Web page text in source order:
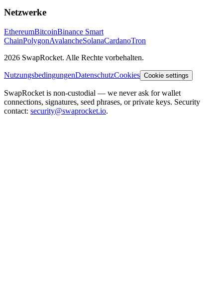
Netzwerke
EthereumBitcoinBinance Smart
ChainPolygonAvalancheSolanaCardanoTron
2026 SwapRocket. Alle Rechte vorbehalten.
NutzungsbedingungenDatenschutzCookies Cookie settings
SwapRocket is non-custodial — we never ask for wallet
connections, signatures, seed phrases, or private keys. Security
contact: security@swaprocket.io.